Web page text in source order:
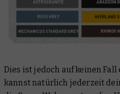
Dies ist jedoch auf keinen
kannst natürlich jederzeit